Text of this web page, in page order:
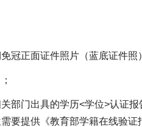
冠正面证件照片（蓝底证件照
部门出具的学历<学位>认证报
要提供《教育部学籍在线验